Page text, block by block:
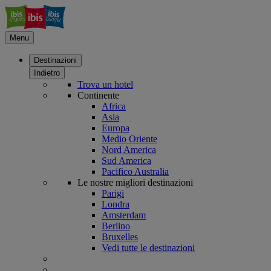
Menu
Destinazioni
Indietro
Trova un hotel
Continente
Africa
Asia
Europa
Medio Oriente
Nord America
Sud America
Pacifico Australia
Le nostre migliori destinazioni
Parigi
Londra
Amsterdam
Berlino
Bruxelles
Vedi tutte le destinazioni